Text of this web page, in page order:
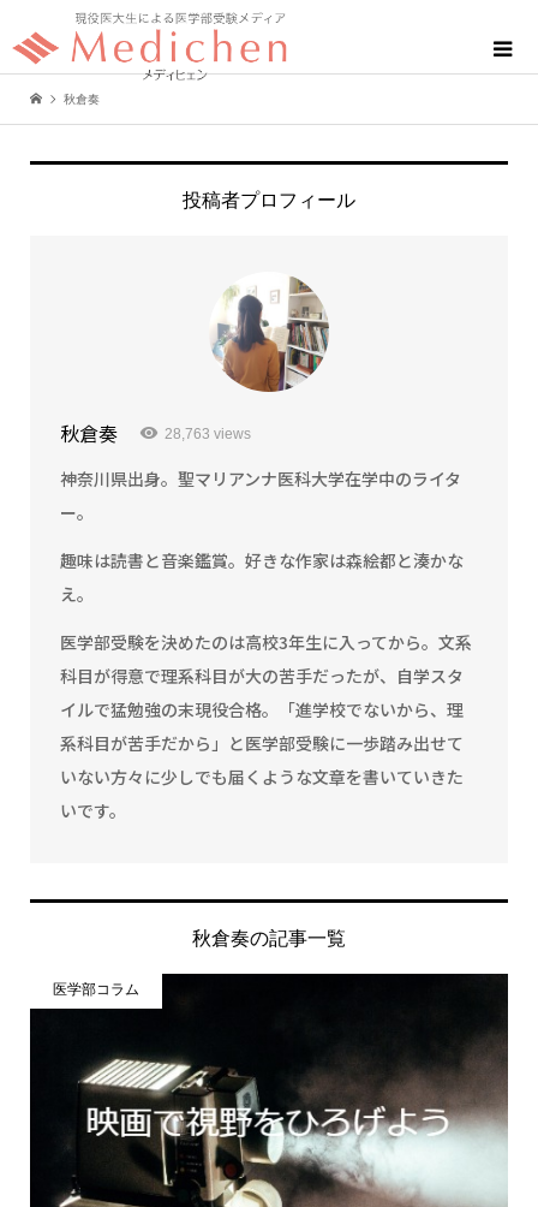
秋倉奏
投稿者プロフィール
秋倉奏 28,763 views
神奈川県出身。聖マリアンナ医科大学在学中のライタ
ー。
趣味は読書と音楽鑑賞。好きな作家は森絵都と湊かな
え。
医学部受験を決めたのは高校3年生に入ってから。文系
科目が得意で理系科目が大の苦手だったが、自学スタ
イルで猛勉強の末現役合格。「進学校でないから、理
系科目が苦手だから」と医学部受験に一歩踏み出せて
いない方々に少しでも届くような文章を書いていきた
いです。
秋倉奏の記事一覧
医学部コラム